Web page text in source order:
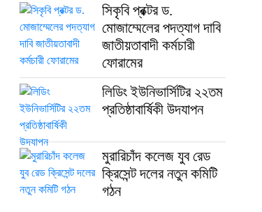
সিকৃবি প্রক্টর ড.
মোজাম্মেলের পদত্যাগ দাবি
জাতীয়তাবাদী কর্মচারী
ফোরামের
লিডিং ইউনিভার্সিটির ২২তম
প্রতিষ্ঠাবার্ষিকী উদযাপন
মুরারিচাঁদ কলেজ যুব রেড
ক্রিসেন্ট দলের নতুন কমিটি
গঠন